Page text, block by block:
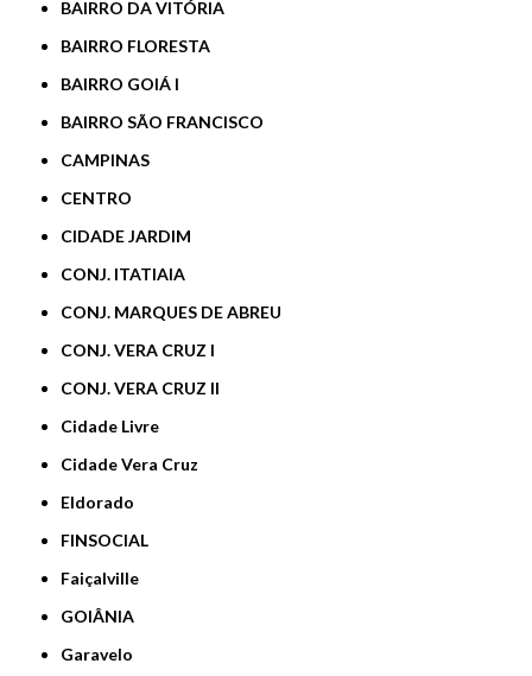
BAIRRO DA VITÓRIA
BAIRRO FLORESTA
BAIRRO GOIÁ I
BAIRRO SÃO FRANCISCO
CAMPINAS
CENTRO
CIDADE JARDIM
CONJ. ITATIAIA
CONJ. MARQUES DE ABREU
CONJ. VERA CRUZ I
CONJ. VERA CRUZ II
Cidade Livre
Cidade Vera Cruz
Eldorado
FINSOCIAL
Faiçalville
GOIÂNIA
Garavelo